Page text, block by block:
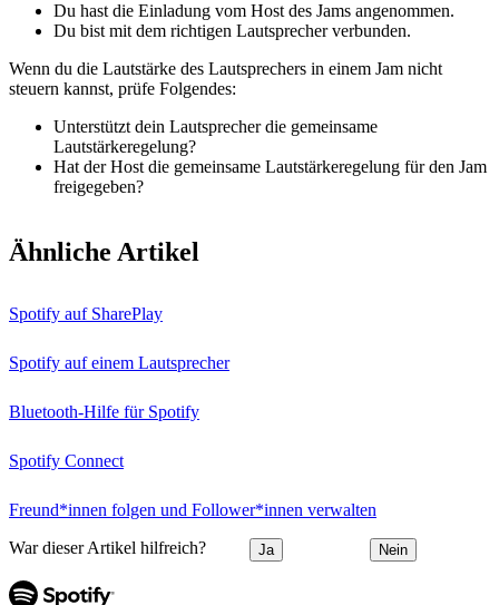
Du hast die Einladung vom Host des Jams angenommen.
Du bist mit dem richtigen Lautsprecher verbunden.
Wenn du die Lautstärke des Lautsprechers in einem Jam nicht
steuern kannst, prüfe Folgendes:
Unterstützt dein Lautsprecher die gemeinsame
Lautstärkeregelung?
Hat der Host die gemeinsame Lautstärkeregelung für den Jam
freigegeben?
Ähnliche Artikel
Spotify auf SharePlay
Spotify auf einem Lautsprecher
Bluetooth-Hilfe für Spotify
Spotify Connect
Freund*innen folgen und Follower*innen verwalten
War dieser Artikel hilfreich? Ja Nein